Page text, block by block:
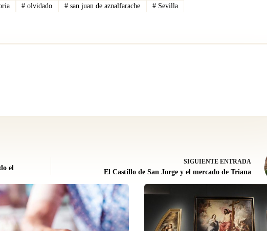
# olvidado # san juan de aznalfarache #Sevilla
el
SIGUIENTE ENTRADA
El Castillo de San Jorge y el mercado de Triana